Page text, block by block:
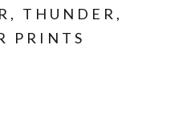
THUNDER,
PRINTS